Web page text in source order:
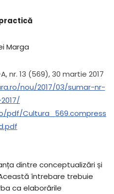
Marga
A, nr. 13 (569), 30 martie 2017
nou/2017/03/sumar-nr-
pdf/Cultura_569.compress
dintre conceptualizări și
întrebare trebuie
ca elaborările